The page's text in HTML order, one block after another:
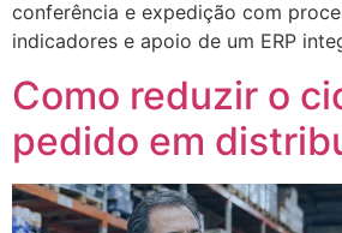
conferência e expedição com
indicadores e apoio de um ERP
Como reduzir o
pedido em